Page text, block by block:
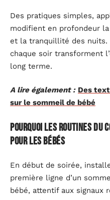
Des pratiques simples,
modifient en profondeur
et la tranquillité des nuits.
chaque soir transforment
long terme.
A lire également : Des
sur le sommeil de bébé
Pourquoi les routines du
pour les bébés
En début de soirée,
première ligne d’un
bébé, attentif aux signaux